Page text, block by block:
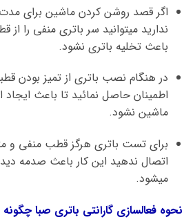
اگر قصد روشن کردن ماشین برای
ندارید میتوانید سر باتری منفی را از
باعث تخلیه باتری نشود.
در هنگام نصب باتری از تمیز بودن
اطمینان حاصل نمائید تا باعث
ماشین نشود.
برای تست باتری هرگز قطب منفی و
اتصال ندهید این کار باعث صدمه
میشود.
نحوه فعالسازی گارانتی باتری صبا